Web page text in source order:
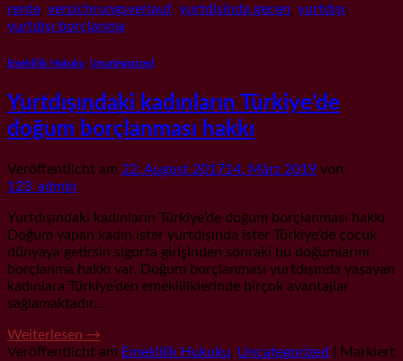
rente, versichrungsverlauf, yurtdisinda gecen, yurtdışı,
yurtdışı borçlanma
Emeklilik Hukuku Uncategorized
Yurtdışındaki kadınların Türkiye’de
doğum borçlanması hakkı
Veröffentlicht am 22. August 201714. März 2019 von
123_admin
Yurtdışındaki kadınların Türkiye’de doğum borçlanması hakkı
Doğum yapan kadın ister yurtdışında ister Türkiye’de çocuk
dünyaya getirsin sigorta girişinden sonraki bu doğumlarını
borçlanma hakkı var. Doğum borçlanması yurtdışında yaşayan
kadınlara Türkiye’den emekliliklerinde birçok avantajlar
sağlamaktadır…
Weiterlesen →
Veröffentlicht am Emeklilik Hukuku, Uncategorized
Markiert